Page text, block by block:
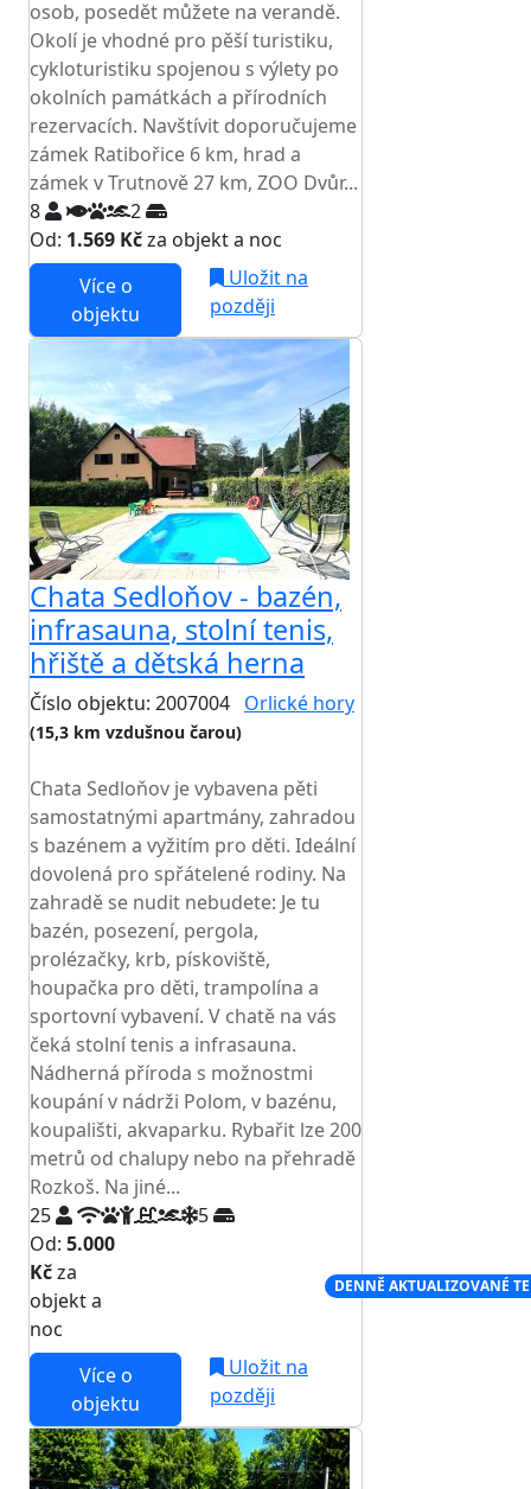
osob, posedět můžete na verandě.
Okolí je vhodné pro pěší turistiku,
cykloturistiku spojenou s výlety po
okolních památkách a přírodních
rezervacích. Navštívit doporučujeme
zámek Ratibořice 6 km, hrad a
zámek v Trutnově 27 km, ZOO Dvůr...
8
2
Od: 1.569 Kčza objekt a noc
Více o
objektu
Uložit na
později
Chata Sedloňov - bazén,
infrasauna, stolní tenis,
hřiště a dětská herna
Číslo objektu: 2007004 Orlické hory
(15,3 km vzdušnou čarou)
Chata Sedloňov je vybavena pěti
samostatnými apartmány, zahradou
s bazénem a vyžitím pro děti. Ideální
dovolená pro spřátelené rodiny. Na
zahradě se nudit nebudete: Je tu
bazén, posezení, pergola,
prolézačky, krb, pískoviště,
houpačka pro děti, trampolína a
sportovní vybavení. V chatě na vás
čeká stolní tenis a infrasauna.
Nádherná příroda s možnostmi
koupání v nádrži Polom, v bazénu,
koupališti, akvaparku. Rybařit lze 200
metrů od chalupy nebo na přehradě
Rozkoš. Na jiné...
25
5
Od: 5.000
Kčza
objekt a
noc
DENNĚ AKTUALIZOVANÉ
Více o
objektu
Uložit na
později